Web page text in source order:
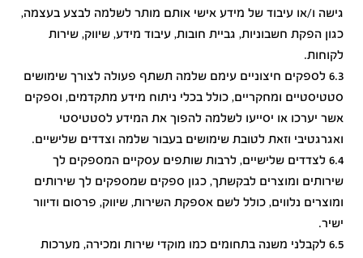
גישה ו/או עיבוד של מידע אישי אותם מותר לשלמה לבצע בעצמה,
כגון הפקת חשבוניות, גביית חובות, עיבוד מידע, שיווק, שירות
לקוחות.
6.3 לספקים חיצוניים עימם שלמה תשתף פעולה לצורך שימושים
סטטיסטיים ומחקריים, כולל בכלי ניתוח מידע מתקדמים, וספקים
אשר יערכו או יסייעו לשלמה להפוך את המידע לסטטיסטי
ואגרגטיבי וזאת לטובת שימושים בעבור שלמה וצדדים שלישיים.
6.4 לצדדים שלישיים, לרבות שותפים עסקיים המספקים לך
שירותים ומוצרים לבקשתך, כגון ספקים שמספקים לך שירותים
ומוצרים נלווים, כולל לשם אספקת השירות, שיווק, פרסום ודיוור
ישיר.
6.5 לקבלני משנה בתחומים כמו מוקדי שירות ומכירה, מערכות